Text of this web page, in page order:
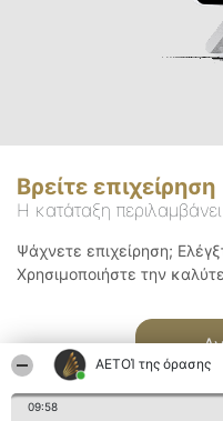
ΑΕΤΟΊ της όρασης
09:58
Βρείτε επιχείρηση
Η κατάταξη
Ψάχνετε επιχείρηση;
Χρησιμοποιήστε την